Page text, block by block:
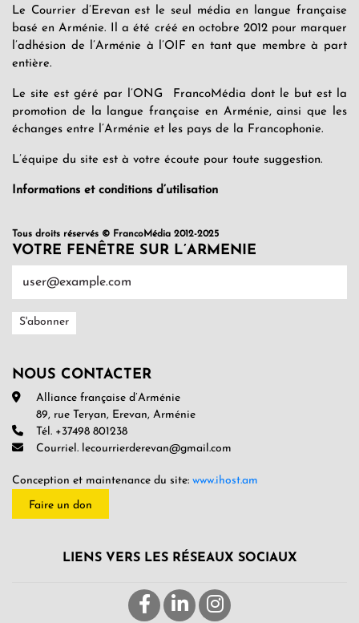
Le Courrier d’Erevan est le seul média en langue française
basé en Arménie. Il a été créé en octobre 2012 pour marquer
l’adhésion de l’Arménie à l’OIF en tant que membre à part
entière.
Le site est géré par l’ONG FrancoMédia dont le but est la
promotion de la langue française en Arménie, ainsi que les
échanges entre l’Arménie et les pays de la Francophonie.
L’équipe du site est à votre écoute pour toute suggestion.
Informations et conditions d’utilisation
Tous droits réservés © FrancoMédia 2012-2025
VOTRE FENÊTRE SUR L’ARMENIE
NOUS CONTACTER
Alliance française d’Arménie
89, rue Teryan, Erevan, Arménie
Tél. +37498 801238
Courriel. lecourrierderevan@gmail.com
Conception et maintenance du site: www.ihost.am
Faire un don
LIENS VERS LES RÉSEAUX SOCIAUX